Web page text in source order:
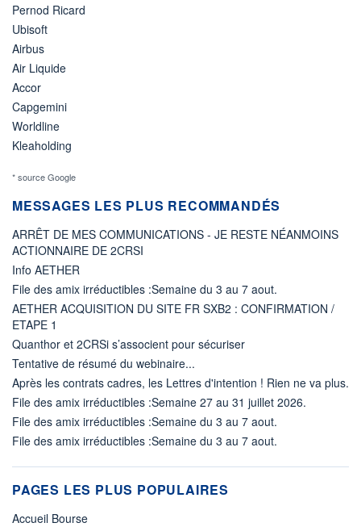
Pernod Ricard
Ubisoft
Airbus
Air Liquide
Accor
Capgemini
Worldline
Kleaholding
* source Google
MESSAGES LES PLUS RECOMMANDÉS
ARRÊT DE MES COMMUNICATIONS - JE RESTE NÉANMOINS
ACTIONNAIRE DE 2CRSI
Info AETHER
File des amix irréductibles :Semaine du 3 au 7 aout.
AETHER ACQUISITION DU SITE FR SXB2 : CONFIRMATION /
ETAPE 1
Quanthor et 2CRSi s’associent pour sécuriser
Tentative de résumé du webinaire...
Après les contrats cadres, les Lettres d'intention ! Rien ne va plus.
File des amix irréductibles :Semaine 27 au 31 juillet 2026.
File des amix irréductibles :Semaine du 3 au 7 aout.
File des amix irréductibles :Semaine du 3 au 7 aout.
PAGES LES PLUS POPULAIRES
Accueil Bourse